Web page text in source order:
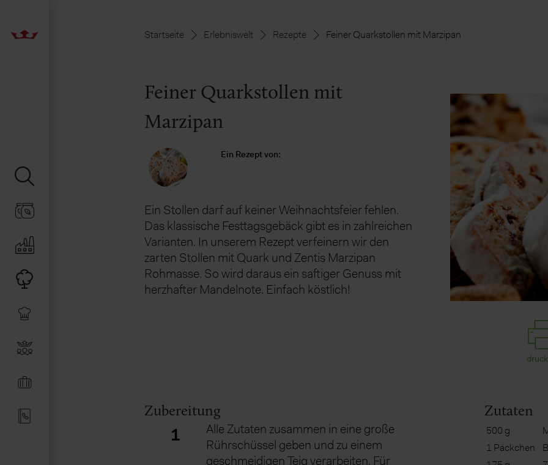
Startseite Erlebniswelt Rezepte Feiner Quarkstollen mit Marzipan
Feiner Quarkstollen mit
Marzipan
Ein Rezept von:
Ein Stollen darf auf keiner Weihnachtsfeier fehlen.
Das klassische Festtagsgebäck gibt es in zahlreichen
Varianten. In unserem Rezept verfeinern wir den
zarten Stollen mit Quark und Zentis Marzipan
Rohmasse. So wird daraus ein saftiger Genuss mit
herzhafter Mandelnote. Einfach köstlich!
Zutaten
500 g
1 Päckchen
Zubereitung
1
Alle Zutaten zusammen in eine große
Rührschüssel geben und zu einem
geschmeidigen Teig verarbeiten. Für